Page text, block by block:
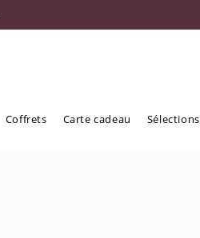
Coffrets Carte cadeau Sélections